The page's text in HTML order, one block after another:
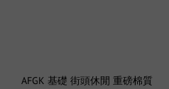
AFGK 基礎 街頭休閒 重磅棉質